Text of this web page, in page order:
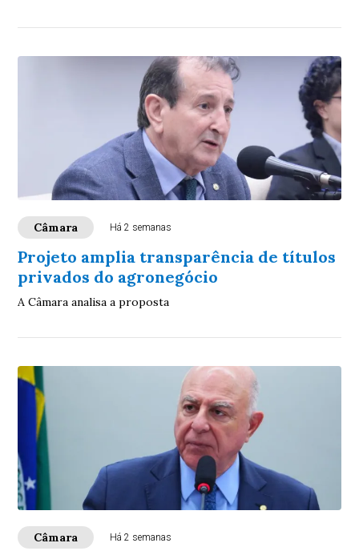
Câmara Há 2 semanas
Projeto amplia transparência de títulos
privados do agronegócio
A Câmara analisa a proposta
Câmara Há 2 semanas